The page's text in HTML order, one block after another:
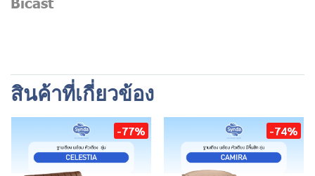
สินค้าที่เกี่ยวข้อง
-77% -74%